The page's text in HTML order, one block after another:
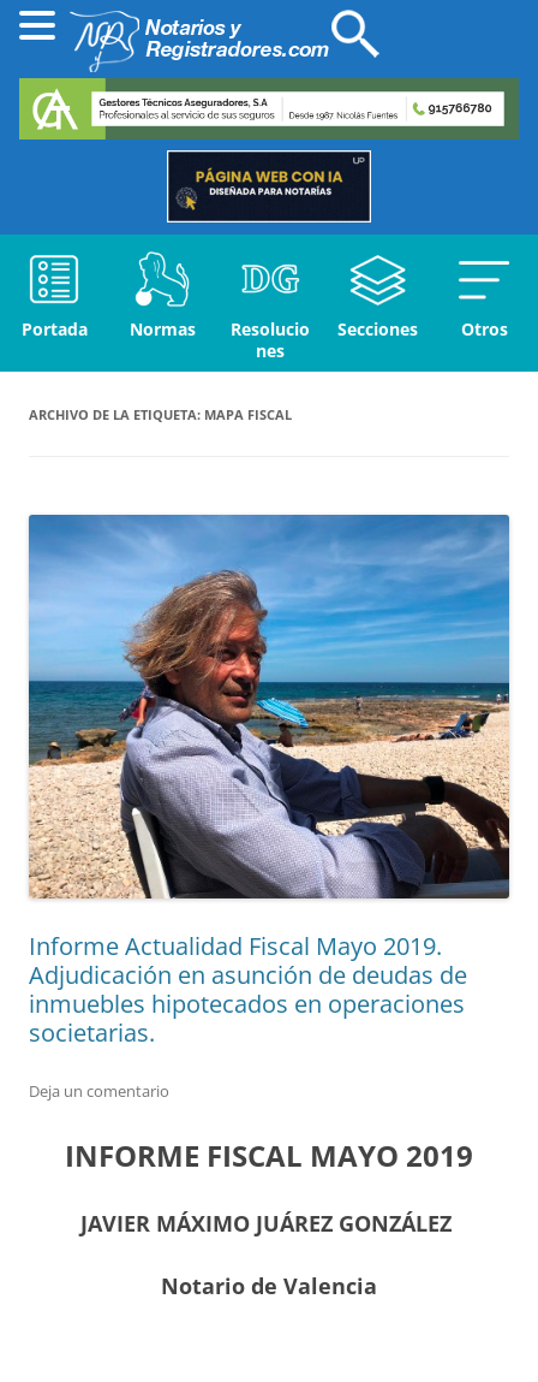
Portada Normas
Resolucio
nes
Secciones Otros
ARCHIVO DE LA ETIQUETA: MAPA FISCAL
Informe Actualidad Fiscal Mayo 2019.
Adjudicación en asunción de deudas de
inmuebles hipotecados en operaciones
societarias.
Deja un comentario
INFORME FISCAL MAYO 2019
JAVIER MÁXIMO JUÁREZ GONZÁLEZ
Notario de Valencia